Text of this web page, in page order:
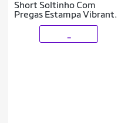
Short Soltinho Com
Pregas Estampa Vibrant
Poliamida Soft Donna